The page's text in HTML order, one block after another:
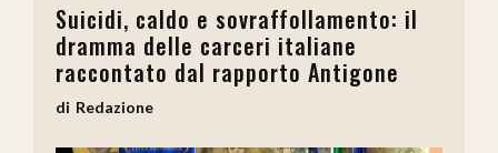
Suicidi, caldo e sovraffollamento: il
dramma delle carceri italiane
raccontato dal rapporto Antigone
Redazione